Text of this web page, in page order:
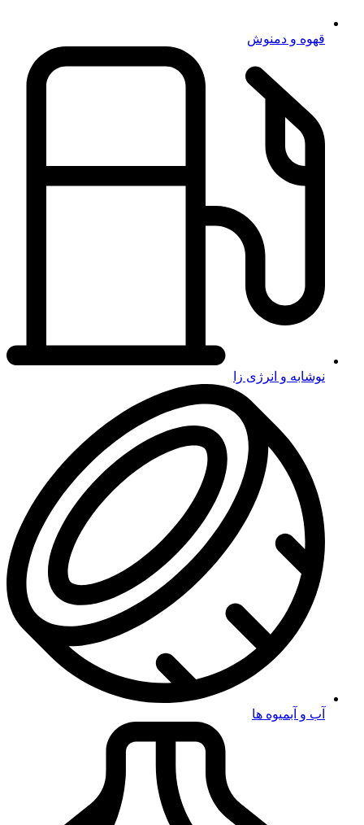
قهوه و دمنوش
نوشابه و انرژی زا
آب و آبمیوه ها